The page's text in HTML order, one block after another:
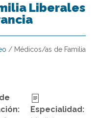
Liberales
/ Médicos/as de Familia
Especialidad: